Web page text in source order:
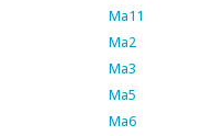
Ma11
Ma2
Ma3
Ma5
Ma6